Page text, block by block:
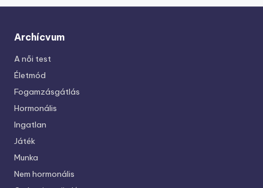
Archícvum
A női test
Életmód
Fogamzásgátlás
Hormonális
Ingatlan
Játék
Munka
Nem hormonális